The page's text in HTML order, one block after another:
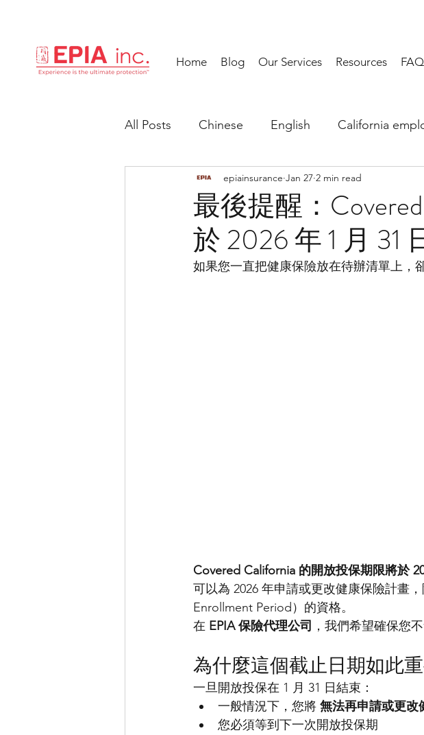
Home Blog Our Services Resources FAQ
All Posts Chinese English California
最後提醒：
於 2026 年 1 月 31
epiainsurance Jan 27 2 min read
如果您一直把健康保險放在待辦清單上，
Covered California 的開放投保期限將於
可以為 2026 年申請或更改健康保險計畫
Enrollment Period）的資格。
在 EPIA 保險代理公司 ，我們希望確保您
為什麼這個截止日期如此
一旦開放投保在 1 月 31 日結束：
一般情況下，您將 無法再申請或更改
您必須等到下一次開放投保期